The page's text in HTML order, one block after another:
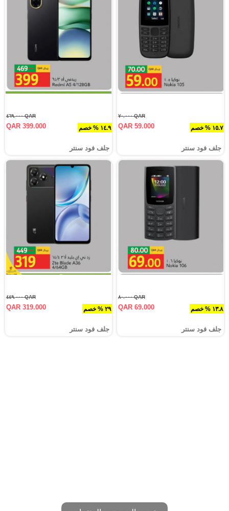
١٥.٧ % خصم
QAR ٧٠.٠٠٠
QAR 59.000
جلف فود سنتر
١٤.٩ % خصم
QAR ٤٦٩.٠٠٠
QAR 399.000
جلف فود سنتر
١٣.٨ % خصم
QAR ٨٠.٠٠٠
QAR 69.000
جلف فود سنتر
٢٩ % خصم
QAR ٤٤٩.٠٠٠
QAR 319.000
جلف فود سنتر